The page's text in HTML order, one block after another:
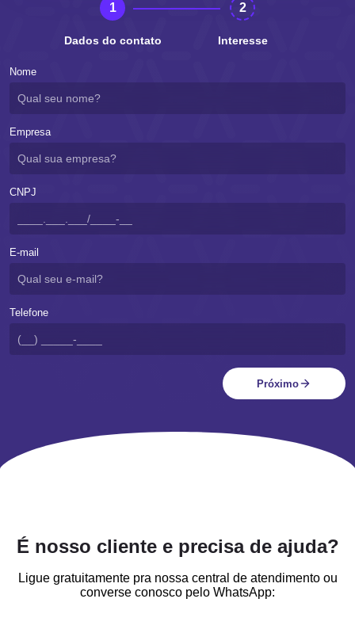
1
Dados do contato
2
Interesse
Nome
Empresa
CNPJ
E-mail
Telefone
Próximo
É nosso cliente e precisa de ajuda?
Ligue gratuitamente pra nossa central de atendimento ou
converse conosco pelo WhatsApp: